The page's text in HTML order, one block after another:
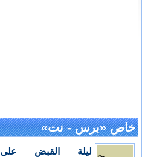
خاص «برس - نت»
ليلة القبض على